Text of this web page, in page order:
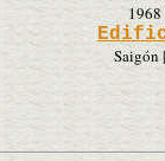
1968
Saigón